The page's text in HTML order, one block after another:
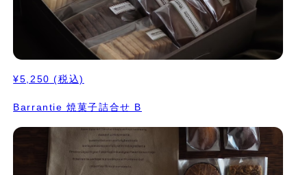
¥5,250 (税込)
Barrantie 焼菓子詰合せ B